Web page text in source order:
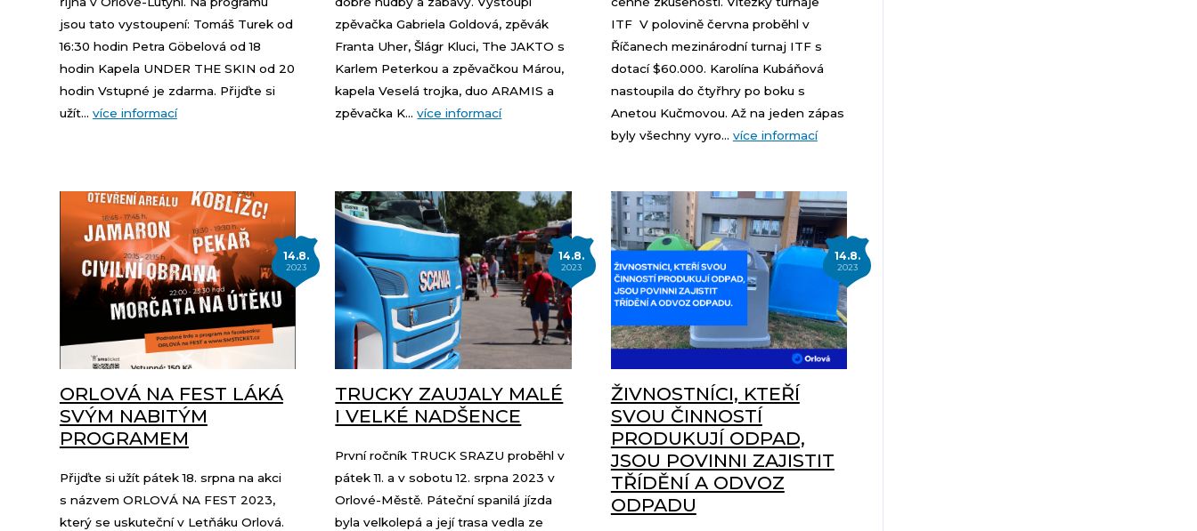
jsou tato vystoupení: Tomáš Turek od
16:30 hodin Petra Göbelová od 18
hodin Kapela UNDER THE SKIN od 20
hodin Vstupné je zdarma. Přijďte si
užít... více informací
zpěvačka Gabriela Goldová, zpěvák
Franta Uher, Šlágr Kluci, The JAKTO s
Karlem Peterkou a zpěvačkou Márou,
kapela Veselá trojka, duo ARAMIS a
zpěvačka K...více informací
ITF V polovině června proběhl v
Říčanech mezinárodní turnaj ITF s
dotací $60.000. Karolína Kubáňová
nastoupila do čtyřhry po boku s
Anetou Kučmovou. Až na jeden zápas
byly všechny vyro... více informací
14.8.
2023
ORLOVÁ NA FEST LÁKÁ
SVÝM NABITÝM
PROGRAMEM
Přijďte si užít pátek 18. srpna na akci
s názvem ORLOVÁ NA FEST 2023,
který se uskuteční v Letňáku Orlová.
14.8.
2023
TRUCKY ZAUJALY MALÉ
I VELKÉ NADŠENCE
První ročník TRUCK SRAZU proběhl v
pátek 11. a v sobotu 12. srpna 2023 v
Orlové-Městě. Páteční spanilá jízda
byla velkolepá a její trasa vedla ze
14.8.
2023
ŽIVNOSTNÍCI, KTEŘÍ
SVOU ČINNOSTÍ
PRODUKUJÍ ODPAD,
JSOU POVINNI ZAJISTIT
TŘÍDĚNÍ A ODVOZ
ODPADU